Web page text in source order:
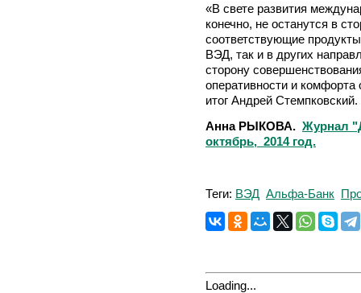
«В свете развития
конечно, не останутся в
соответствующие
ВЭД, так и в других
сторону
оперативности и
итог Андрей Стемпковский.
Анна РЫКОВА. Журнал
октябрь, 2014 год.
Теги: ВЭД Альфа-Банк
Loading...